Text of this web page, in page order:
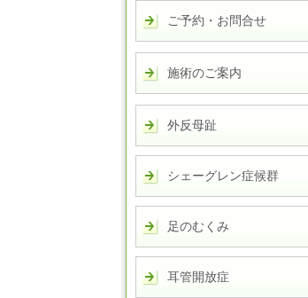
ご予約・お問合せ
施術のご案内
外反母趾
シェーグレン症候群
足のむくみ
耳管開放症